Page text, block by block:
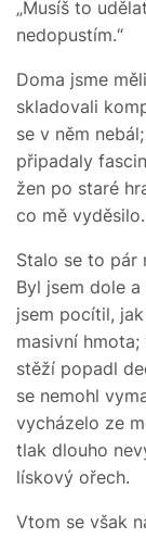
„Musíš to
nedopustím.“
Doma jsme
skladovali
se v něm
připadaly
žen po staré
co mě vyděsilo.
Stalo se to pár
Byl jsem dole
jsem pocítil,
masivní
stěží popadl
se nemohl
vycházelo ze
tlak dlouho
lískový ořech.
Vtom se však